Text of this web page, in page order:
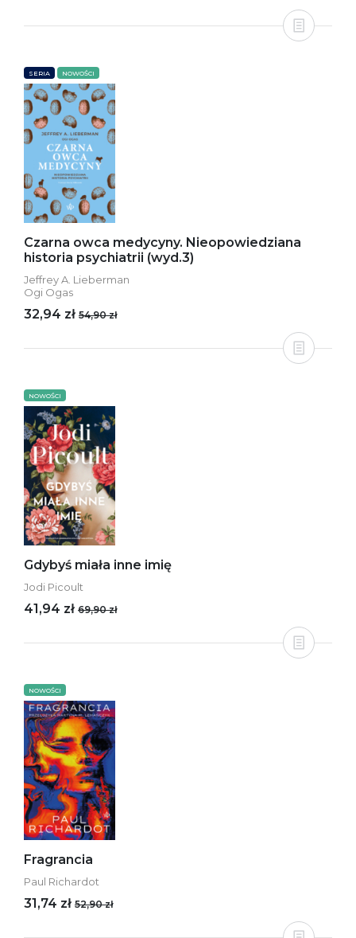
SERIA NOWOŚCI
Czarna owca medycyny. Nieopowiedziana
historia psychiatrii (wyd.3)
Jeffrey A. Lieberman
Ogi Ogas
32,94 zł 54,90 zł
NOWOŚCI
Gdybyś miała inne imię
Jodi Picoult
41,94 zł 69,90 zł
NOWOŚCI
Fragrancia
Paul Richardot
31,74 zł 52,90 zł